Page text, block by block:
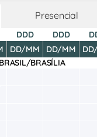
Presencial
DDD
DD/MM
DDD
DD/MM
DD/
BRASIL/BRASÍLIA